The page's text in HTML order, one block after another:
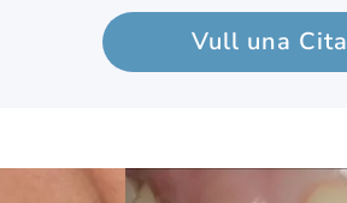
Vull una Cita